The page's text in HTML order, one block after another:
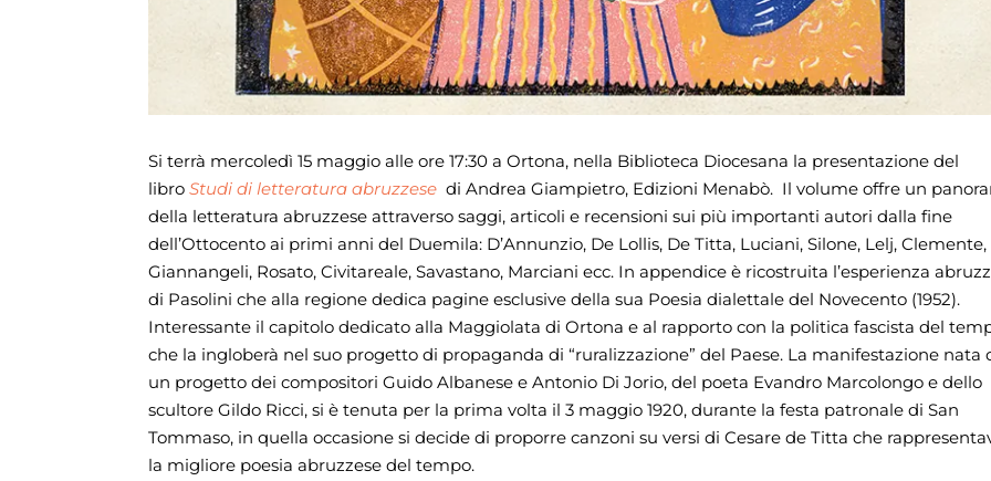
Si terrà mercoledì 15 maggio alle ore 17:30 a Ortona, nella Biblioteca Diocesana la presentazione del
libroStudi di letteratura abruzzesedi Andrea Giampietro, Edizioni Menabò. Il volume offre un
della letteratura abruzzese attraverso saggi, articoli e recensioni sui più importanti autori dalla fine
dell’Ottocento ai primi anni del Duemila: D’Annunzio, De Lollis, De Titta, Luciani, Silone, Lelj, Clemente,
Giannangeli, Rosato, Civitareale, Savastano, Marciani ecc. In appendice è ricostruita l’esperienza
di Pasolini che alla regione dedica pagine esclusive della sua Poesia dialettale del Novecento (1952).
Interessante il capitolo dedicato alla Maggiolata di Ortona e al rapporto con la politica fascista del
che la ingloberà nel suo progetto di propaganda di “ruralizzazione” del Paese. La manifestazione nata
un progetto dei compositori Guido Albanese e Antonio Di Jorio, del poeta Evandro Marcolongo e dello
scultore Gildo Ricci, si è tenuta per la prima volta il 3 maggio 1920, durante la festa patronale di San
Tommaso, in quella occasione si decide di proporre canzoni su versi di Cesare de Titta che
la migliore poesia abruzzese del tempo.